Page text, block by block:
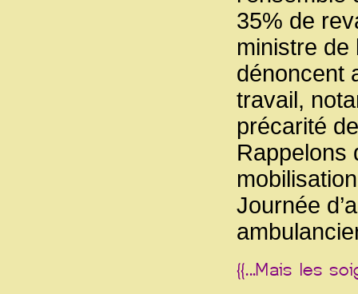
35% de
ministre de
dénoncent
travail,
précarité
Rappelons
Journée